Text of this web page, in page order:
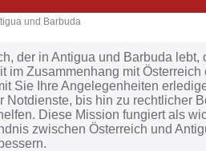
und Barbuda
der in Antigua und Barbuda
im Zusammenhang mit
Sie Ihre Angelegenheiten
Notdienste, bis hin zu rechtlicher
Diese Mission fungiert als
zwischen Österreich und